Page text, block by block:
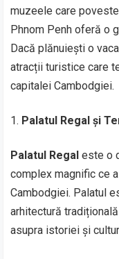
muzeele care
Phnom Penh oferă o
Dacă plănuiești o
atracții turistice care
capitalei Cambodgiei.
Palatul Regal și
Palatul Regal este o
complex magnific ce
Cambodgiei. Palatul
arhitectură
asupra istoriei și